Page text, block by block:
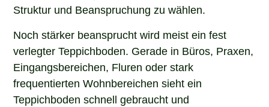
Struktur und Beanspruchung zu wählen.
Noch stärker beansprucht wird meist ein fest
verlegter Teppichboden. Gerade in Büros, Praxen,
Eingangsbereichen, Fluren oder stark
frequentierten Wohnbereichen sieht ein
Teppichboden schnell gebraucht und